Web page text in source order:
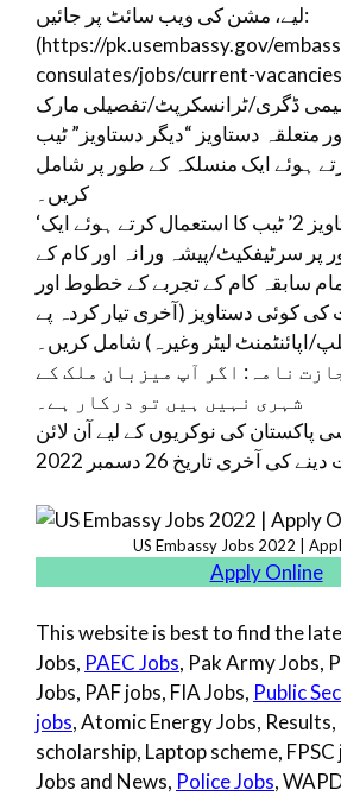
لیے، مشن کی ویب سائٹ پر جائیں:
(https://pk.usembassy.gov/
ڈگری/ٹرانسکرپٹ/تفصیلی مارک
متعلقہ دستاویز “دیگر دستاویز” ٹیب
ہوئے ایک منسلکہ کے طور پر شامل
کریں۔
‘اضافی دستاویز 2’ ٹیب کا استعمال کرتے ہوئے ایک
پر سرٹیفکیٹ/پیشہ ورانہ اور کام کے
سابقہ ​​کام کے تجربے کے خطوط اور
کوئی دستاویز (آخری تیار کردہ پے
اپائنٹمنٹ لیٹر وغیرہ) شامل کریں۔
نامہ: اگر آپ میزبان ملک کے
شہری نہیں ہیں تو درکار ہے۔
پاکستان کی نوکریوں کے لیے آن لائن
US Embassy Jobs 2022 |
Apply Online
This website is best to find the
Jobs, PAEC Jobs, Pak Army Jobs,
Jobs, PAF jobs, FIA Jobs, Public
jobs, Atomic Energy Jobs,
scholarship, Laptop scheme,
Jobs and News, Police Jobs,